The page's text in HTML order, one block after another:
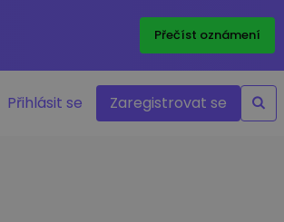
Přečíst oznámení
Přihlásit se Zaregistrovat se